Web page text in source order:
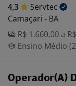
4,3
Servtec
Camaçari - BA
R$ 1.660,00 a
Ensino Médio
Operador(A)